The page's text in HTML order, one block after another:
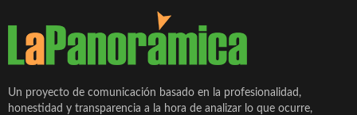
Un proyecto de comunicación basado en la profesionalidad,
honestidad y transparencia a la hora de analizar lo que ocurre,